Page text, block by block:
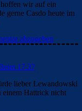
wir auf ein
gerne Casdo heute im
abzugeben
17:37
lieber Lewandowski
einem Hattrick nicht